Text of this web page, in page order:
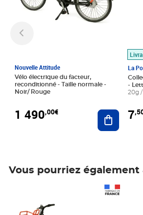
Nouvelle Attitude
Vélo électrique du facteur,
reconditionné - Taille normale -
Noir/ Rouge
1 490,00€ Ajouter
La
-
20g
7
Vous pourriez également